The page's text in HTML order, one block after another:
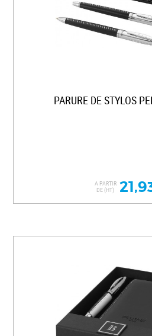
PARURE DE STYLOS
A PARTIR
DE (HT)